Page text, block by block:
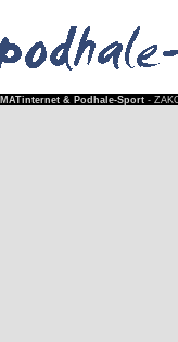
MATinternet & Podhale-Sport-